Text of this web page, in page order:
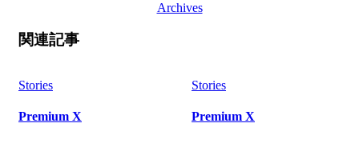
Archives
関連記事
Stories
Premium X
Stories
Premium X